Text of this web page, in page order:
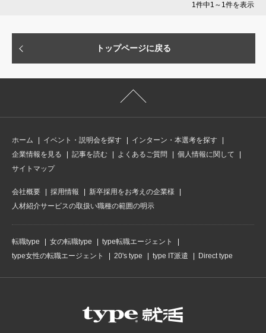
1件中1～1件を表示
トップページに戻る
ホーム イベント・説明会を探す
インターン・本選考を探す
企業情報を見る
記事を読む よくあるご質問
個人情報に関して
サイトマップ
会社概要 採用情報
新卒採用をお考えの企業様
人材紹介サービスの取扱い職種の範囲の明示
転職type 女の転職type
type転職エージェント
type女性の転職エージェント
20's type type IT派遣 Direct type